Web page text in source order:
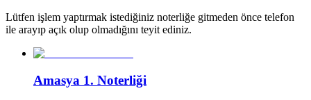
Lütfen işlem yaptırmak istediğiniz noterliğe gitmeden önce telefon
ile arayıp açık olup olmadığını teyit ediniz.
Amasya 1. Noterliği